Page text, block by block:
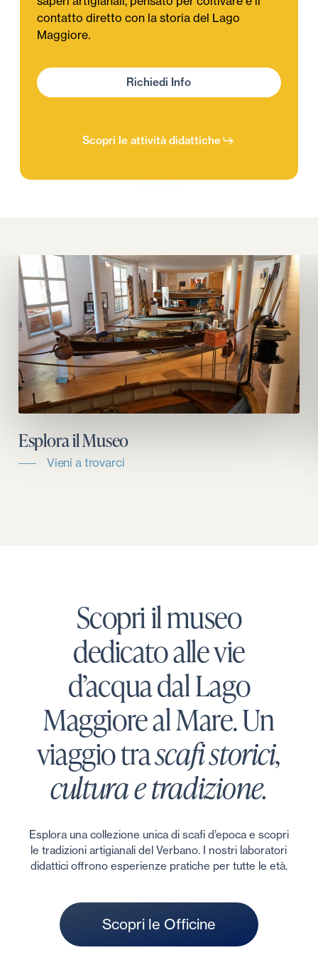
contatto diretto con la storia del Lago
Maggiore.
Richiedi Info
Scopri le attività didattiche
Esplora il Museo
Vieni a trovarci
Scopri il museo
dedicato alle vie
d’acqua dal Lago
Maggiore al Mare. Un
viaggio trascafi storici,
cultura e tradizione.
Esplora una collezione unica di scafi d’epoca e scopri
le tradizioni artigianali del Verbano. I nostri laboratori
didattici offrono esperienze pratiche per tutte le età.
Scopri le Officine